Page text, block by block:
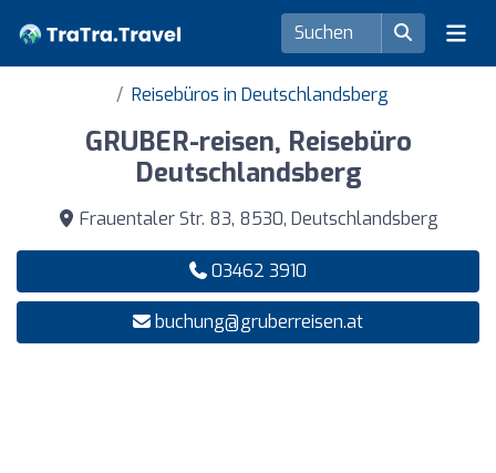
Reisebüros in Deutschlandsberg
GRUBER-reisen, Reisebüro
Deutschlandsberg
Frauentaler Str. 83, 8530, Deutschlandsberg
03462 3910
buchung@gruberreisen.at